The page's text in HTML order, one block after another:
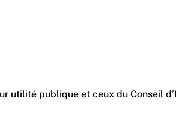
utilité publique et ceux du Conseil